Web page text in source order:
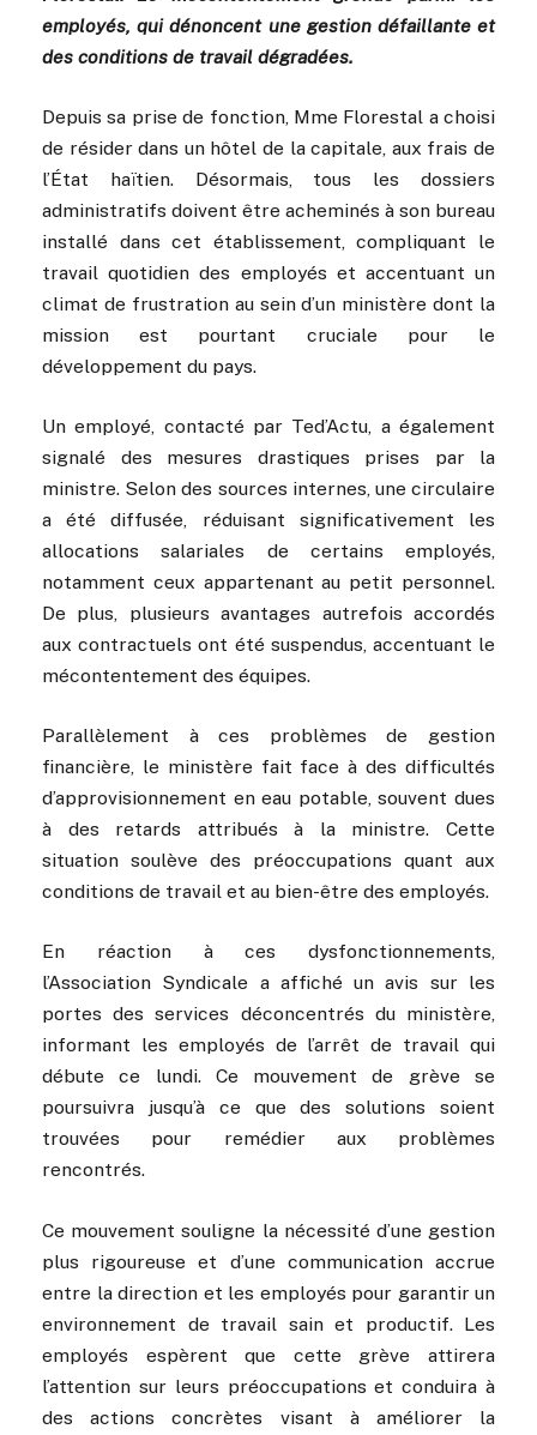
employés, qui dénoncent une gestion défaillante et
des conditions de travail dégradées.
Depuis sa prise de fonction, Mme Florestal a choisi
de résider dans un hôtel de la capitale, aux frais de
l’État haïtien. Désormais, tous les dossiers
administratifs doivent être acheminés à son bureau
installé dans cet établissement, compliquant le
travail quotidien des employés et accentuant un
climat de frustration au sein d’un ministère dont la
mission est pourtant cruciale pour le
développement du pays.
Un employé, contacté par Ted’Actu, a également
signalé des mesures drastiques prises par la
ministre. Selon des sources internes, une circulaire
a été diffusée, réduisant significativement les
allocations salariales de certains employés,
notamment ceux appartenant au petit personnel.
De plus, plusieurs avantages autrefois accordés
aux contractuels ont été suspendus, accentuant le
mécontentement des équipes.
Parallèlement à ces problèmes de gestion
financière, le ministère fait face à des difficultés
d’approvisionnement en eau potable, souvent dues
à des retards attribués à la ministre. Cette
situation soulève des préoccupations quant aux
conditions de travail et au bien-être des employés.
En réaction à ces dysfonctionnements,
l’Association Syndicale a affiché un avis sur les
portes des services déconcentrés du ministère,
informant les employés de l’arrêt de travail qui
débute ce lundi. Ce mouvement de grève se
poursuivra jusqu’à ce que des solutions soient
trouvées pour remédier aux problèmes
rencontrés.
Ce mouvement souligne la nécessité d’une gestion
plus rigoureuse et d’une communication accrue
entre la direction et les employés pour garantir un
environnement de travail sain et productif. Les
employés espèrent que cette grève attirera
l’attention sur leurs préoccupations et conduira à
des actions concrètes visant à améliorer la